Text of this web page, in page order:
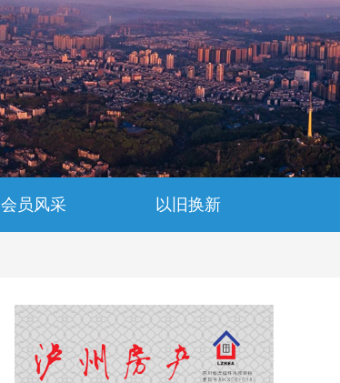
会员风采 以旧换新